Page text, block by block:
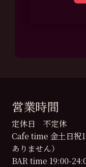
営業時間
定休日 不定休
Cafe time 金土日祝
ありません）
BAR time 19:00-